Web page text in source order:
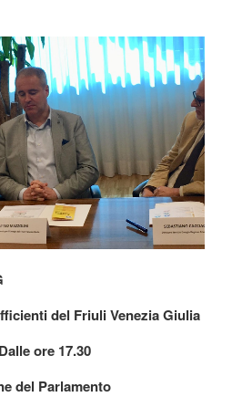
del Friuli Venezia Giulia
ore 17.30
del Parlamento